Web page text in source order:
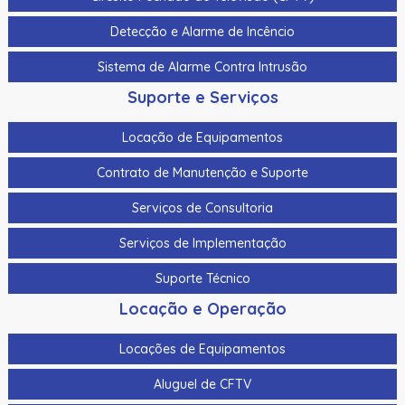
Cabo Para Cameras Mobile 4 Metros Hikvision Ds-
Cadastrador De Cartoes Hikvision Ds-K1F100-D8E Dupla
Frequencia 125Khz (Em) E 13,56Mhz (Mifare)
Cadastrador Impressao Digital Hikvision Ds-K1F820-F
Cartao De Memoria Hikvision Hs-Tf-H1I 32G
Cartao De Proximidade Rfid Hikvision Ds-K7M101-E0 Freq.
Cartao De Proximidade Rfid Hikvision Ds-Kem125 Em
125Khz
Cartao De Proximidade Rfid Hikvision Fm11Rf08-M1 Mifare
Cartao De Proximidade Rfid Hikvision Frequencia Dupla
Mifare 13,56Mhz E Em 125Khz Em Pvc
Detecção e Alarme de Incêncio
Sistema de Alarme Contra Intrusão
Suporte e Serviços
Locação de Equipamentos
Contrato de Manutenção e Suporte
Serviços de Consultoria
Serviços de Implementação
Suporte Técnico
Locação e Operação
Locações de Equipamentos
Aluguel de CFTV